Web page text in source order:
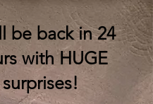
be back in 24
with HUGE
surprises!